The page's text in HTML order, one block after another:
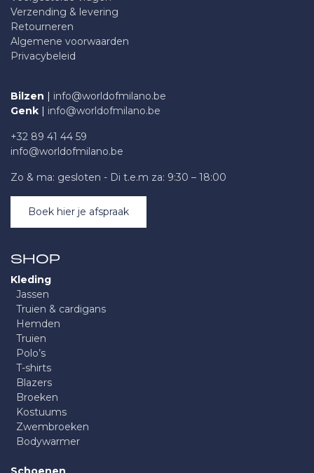
Verzending & levering
Retourneren
Algemene voorwaarden
Privacybeleid
Bilzen
info@worldofmilano.be
Genk
info@worldofmilano.be
+32 89 41 44 59
info@worldofmilano.be
Zo & ma: gesloten - Di t.e.m za: 9:30 – 18:00
Boek hier je afspraak
SHOP
Kleding
Jassen
Truien & cardigans
Hemden
Truien
Polo’s
T-shirts
Blazers
Broeken
Kostuums
Zwembroeken
Bodywarmer